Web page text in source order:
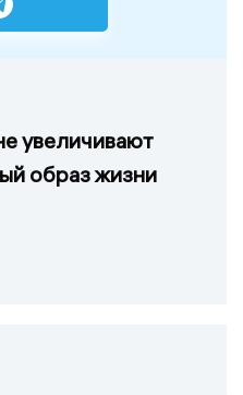
увеличивают
образ жизни